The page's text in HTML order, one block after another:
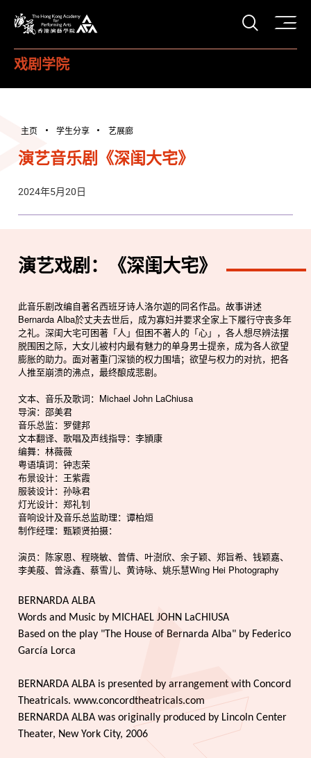
打开
戏剧学院
主页 学生分享 艺展廊
演艺音乐剧《深闺大宅》
2024年5月20日
演艺戏剧：《深闺大宅》
此音乐剧改编自著名西班牙诗人洛尔迦的同名作品。故事讲述
Bernarda Alba於丈夫去世后，成为寡妇并要求全家上下履行守丧多年
之礼。深闺大宅可困著「人」但困不著人的「心」，各人想尽辨法摆
脱围困之际，大女儿被村内最有魅力的单身男士提亲，成为各人欲望
膨胀的助力。面对著重门深锁的权力围墙；欲望与权力的对抗，把各
人推至崩溃的沸点，最终酿成悲剧。
文本、音乐及歌词：Michael John LaChiusa
导演：邵美君
音乐总监：罗健邦
文本翻译、歌唱及声线指导：李頴康
编舞：林薇薇
粤语填词：钟志荣
布景设计：王紫霞
服装设计：孙咏君
灯光设计：郑礼钊
音响设计及音乐总监助理：谭柏烜
制作经理：甄颖贤拍摄：
演员：陈家恩、程晓敏、曾倩、叶澍欣、余子颖、郑旨希、钱颖嘉、
李美蒑、曾泳鑫、蔡雪儿、黄诗咏、姚乐慧Wing Hei Photography
BERNARDA ALBA
Words and Music by MICHAEL JOHN LaCHIUSA
Based on the play "The House of Bernarda Alba" by Federico
García Lorca
BERNARDA ALBA is presented by arrangement with Concord
Theatricals. www.concordtheatricals.com
BERNARDA ALBA was originally produced by Lincoln Center
Theater, New York City, 2006